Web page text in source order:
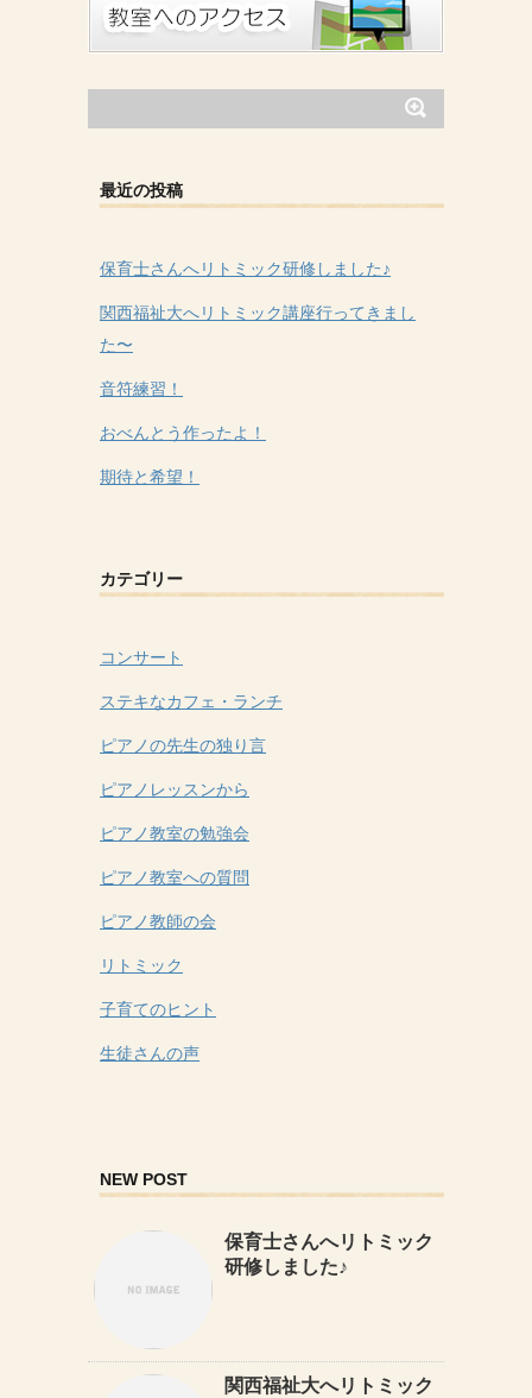
最近の投稿
保育士さんへリトミック研修しました♪
関西福祉大へリトミック講座行ってきまし
た〜
音符練習！
おべんとう作ったよ！
期待と希望！
カテゴリー
コンサート
ステキなカフェ・ランチ
ピアノの先生の独り言
ピアノレッスンから
ピアノ教室の勉強会
ピアノ教室への質問
ピアノ教師の会
リトミック
子育てのヒント
生徒さんの声
NEW POST
保育士さんへリトミック
研修しました♪
関西福祉大へリトミック